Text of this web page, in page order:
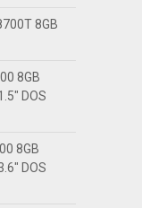
8GB
8GB
DOS
8GB
DOS